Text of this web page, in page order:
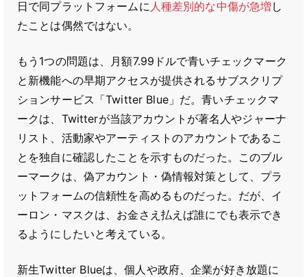
日で同プラットフォームに人種差別的な中傷が急増 し
たことは偶然ではない。
もう1つの問題は、月額7.99ドルで青いチェックマーク
と新機能への早期アクセスが提供されるサブスクリプ
ションサービス「Twitter Blue」だ。青いチェックマ
ークは、Twitterが当該アカウントが著名人やジャーナ
リスト、活動家やアーティストのアカウントであるこ
とを独自に確認したことを示すものだった。このブル
ーマークは、偽アカウント・偽情報対策として、プラ
ットフォームの信頼性を高めるものだった。だが、イ
ーロン・マスクは、お金さえ払えば誰にでも表示でき
るようにしたいと考えている。
新生Twitter Blueは、個人や政府、企業が好き放題に